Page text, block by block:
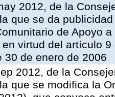
2012, de la
que se da
de Apoyo
virtud del artículo
30 de enero de 2006
2012, de la
que se modifica la